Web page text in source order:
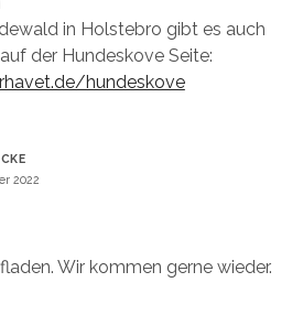
in Holstebro gibt es auch
der Hundeskove Seite:
hundeskove
2022
Wir kommen gerne wieder.